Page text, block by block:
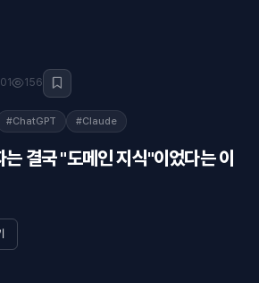
156
#ChatGPT #Claude
결국 "도메인 지식"이었다는 이